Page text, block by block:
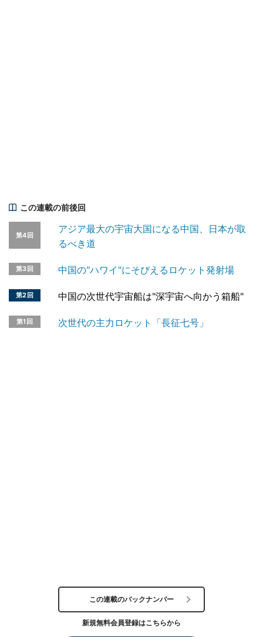
この連載の前後回
第4回
アジア最大の宇宙大国になる中国、日本が取
るべき道
第3回 中国の"ハワイ"にそびえるロケット発射場
第2回 中国の次世代宇宙船は"深宇宙へ向かう箱船"
第1回 次世代の主力ロケット「長征七号」
この連載のバックナンバー
新規無料会員登録はこちらから